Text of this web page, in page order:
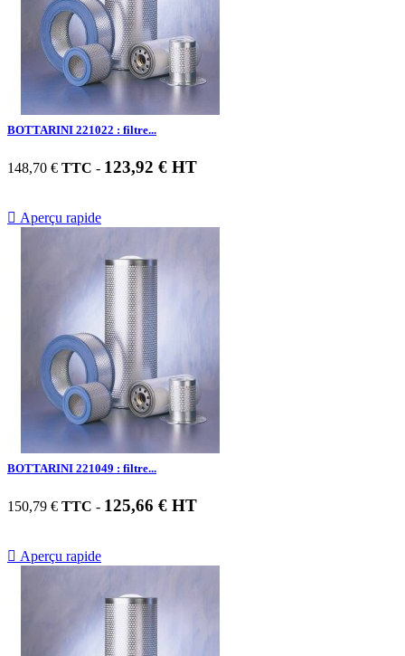
BOTTARINI 221022 : filtre...
148,70 € TTC - 123,92 € HT
 Aperçu rapide
BOTTARINI 221049 : filtre...
150,79 € TTC - 125,66 € HT
 Aperçu rapide